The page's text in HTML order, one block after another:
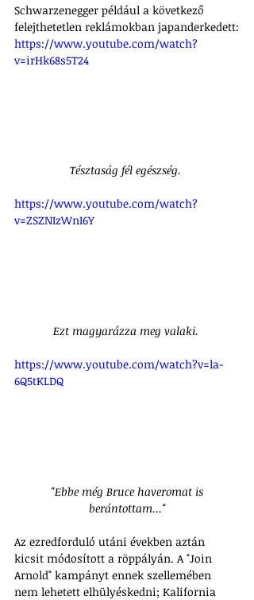
Schwarzenegger például a következő
felejthetetlen reklámokban japanderkedett:
https://www.youtube.com/watch?
v=irHk68s5T24
Tésztaság fél egészség.
https://www.youtube.com/watch?
v=ZSZNIzWnI6Y
Ezt magyarázza meg valaki.
https://www.youtube.com/watch?v=la-
6Q5tKLDQ
berántottam..."
Az ezredforduló utáni években aztán
kicsit módosított a röppályán. A "Join
Arnold" kampányt ennek szellemében
nem lehetett elhülyéskedni; Kalifornia